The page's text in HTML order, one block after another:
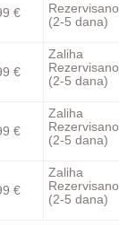
€
Rezervisano
(2-5 dana)
€
Zaliha
Rezervisano
(2-5 dana)
€
Zaliha
Rezervisano
(2-5 dana)
€
Zaliha
Rezervisano
(2-5 dana)